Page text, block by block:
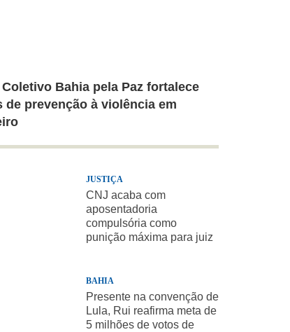
Bahia pela Paz fortalece
de prevenção à violência em
JUSTIÇA
CNJ acaba com
aposentadoria
compulsória como
punição máxima para juiz
BAHIA
Presente na convenção de
Lula, Rui reafirma meta de
5 milhões de votos de